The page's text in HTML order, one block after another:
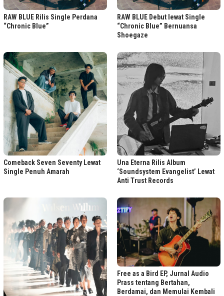
RAW BLUE Rilis Single Perdana
“Chronic Blue”
RAW BLUE Debut lewat Single
“Chronic Blue” Bernuansa
Shoegaze
Comeback Seven Seventy Lewat
Single Penuh Amarah
Una Eterna Rilis Album
‘Soundsystem Evangelist’ Lewat
Anti Trust Records
Free as a Bird EP, Jurnal Audio
Prass tentang Bertahan,
Berdamai, dan Memulai Kembali